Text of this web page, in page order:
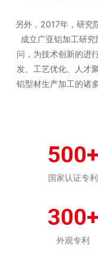
另外，2017年，研究
成立广亚铝加工研
问，为技术创新的进
发、工艺优化、人才
铝型材生产加工的诸
500+
国家认证专利
300+
外观专利